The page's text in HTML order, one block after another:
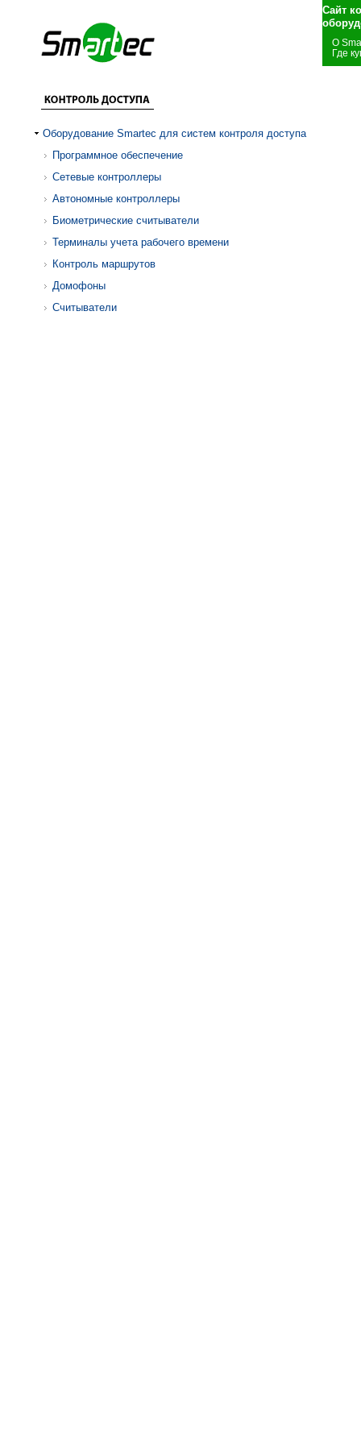
Сайт
О
Где
Оборудование Smartec для систем контроля доступа
Программное обеспечение
Сетевые контроллеры
Автономные контроллеры
Биометрические считыватели
Терминалы учета рабочего времени
Контроль маршрутов
Домофоны
Считыватели